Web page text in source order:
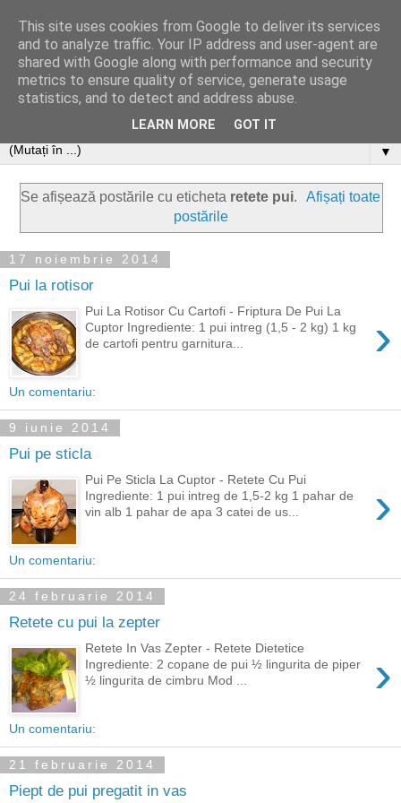
▼
Se afișează postările cu eticheta retete pui.
Afișați toate
postările
17 noiembrie 2014
Pui la rotisor
›
Pui La Rotisor Cu Cartofi - Friptura De Pui La
Cuptor Ingrediente: 1 pui intreg (1,5 - 2 kg) 1 kg
de cartofi pentru garnitura...
Un comentariu:
9 iunie 2014
Pui pe sticla
›
Pui Pe Sticla La Cuptor - Retete Cu Pui
Ingrediente: 1 pui intreg de 1,5-2 kg 1 pahar de
vin alb 1 pahar de apa 3 catei de us...
Un comentariu:
24 februarie 2014
Retete cu pui la zepter
›
Retete In Vas Zepter - Retete Dietetice
Ingrediente: 2 copane de pui ½ lingurita de piper
½ lingurita de cimbru Mod ...
Un comentariu:
21 februarie 2014
Piept de pui pregatit in vas
This site uses cookies from Google to deliver its services
and to analyze traffic. Your IP address and user-agent are
shared with Google along with performance and security
metrics to ensure quality of service, generate usage
statistics, and to detect and address abuse.
LEARN MORE GOT IT